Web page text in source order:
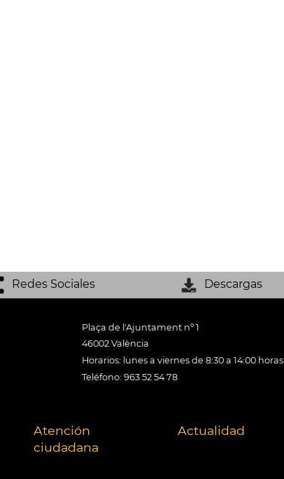
Redes Sociales Descargas
Plaça de l'Ajuntament nº 1
46002 València
Horarios: lunes a viernes de 8:30 a 14:00 horas
Teléfono: 963 52 54 78
Atención
ciudadana
Actualidad